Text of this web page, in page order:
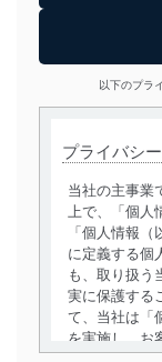
以下のプラ
プライバシ
当社の主事業
上で、「個人
「個人情報
に定義する個
も、取り扱う
実に保護する
て、当社は「
を実施し、お